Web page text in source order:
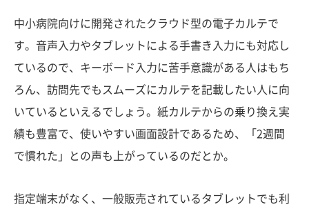
中小病院向けに開発されたクラウド型の電子カルテで
す。音声入力やタブレットによる手書き入力にも対応し
ているので、キーボード入力に苦手意識がある人はもち
ろん、訪問先でもスムーズにカルテを記載したい人に向
いているといえるでしょう。紙カルテからの乗り換え実
績も豊富で、使いやすい画面設計であるため、「2週間
で慣れた」との声も上がっているのだとか。
指定端末がなく、一般販売されているタブレットでも利